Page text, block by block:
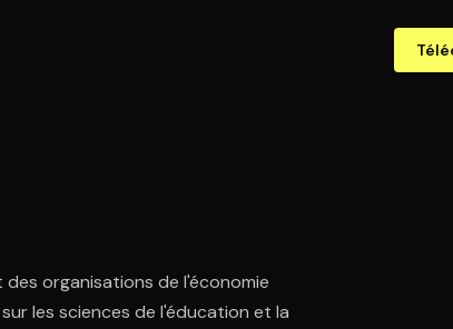
organisations de l'économie
les sciences de l'éducation et la